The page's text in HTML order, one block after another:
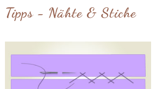
Tipps - Nähte & Stiche